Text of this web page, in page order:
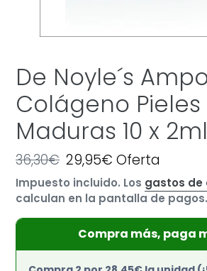
De Noyle´s
Colágeno Pieles
Maduras 10 x 2ml
Precio
habitual
36,30€ Precio
de
oferta
29,95€Oferta
Impuesto incluido. Los gastos de
calculan en la pantalla de pagos.
Compra más, paga